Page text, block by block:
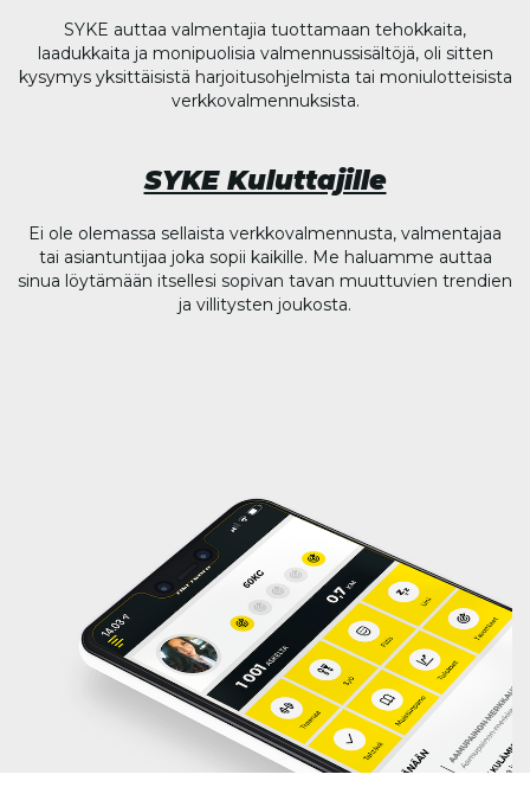
SYKE auttaa valmentajia tuottamaan tehokkaita,
laadukkaita ja monipuolisia valmennussisältöjä, oli sitten
kysymys yksittäisistä harjoitusohjelmista tai moniulotteisista
verkkovalmennuksista.
SYKE Kuluttajille
Ei ole olemassa sellaista verkkovalmennusta, valmentajaa
tai asiantuntijaa joka sopii kaikille. Me haluamme auttaa
sinua löytämään itsellesi sopivan tavan muuttuvien trendien
ja villitysten joukosta.